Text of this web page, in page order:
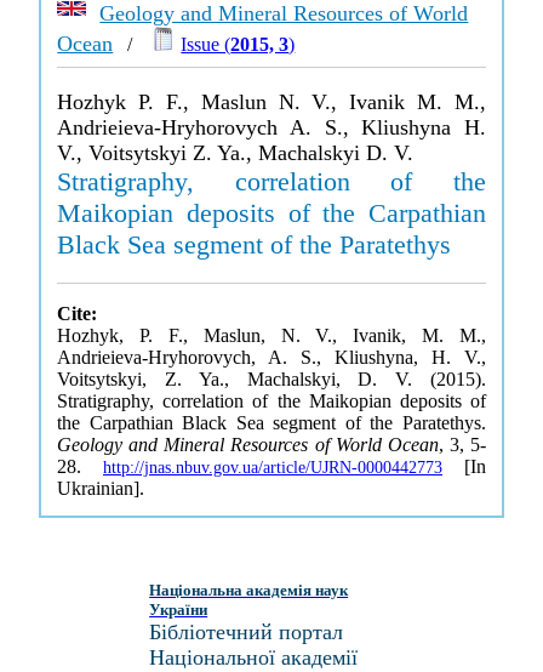
Geology and Mineral Resources of World
Ocean / Issue (2015, 3)
Hozhyk P. F., Maslun N. V., Ivanik M. M.,
Andrieieva-Hryhorovych A. S., Kliushyna H.
V., Voitsytskyi Z. Ya., Machalskyi D. V.
Stratigraphy, correlation of the
Maikopian deposits of the Carpathian
Black Sea segment of the Paratethys
Cite:
Hozhyk, P. F., Maslun, N. V., Ivanik, M. M.,
Andrieieva-Hryhorovych, A. S., Kliushyna, H. V.,
Voitsytskyi, Z. Ya., Machalskyi, D. V. (2015).
Stratigraphy, correlation of the Maikopian deposits of
the Carpathian Black Sea segment of the Paratethys.
Geology and Mineral Resources of World Ocean, 3, 5-
28. http://jnas.nbuv.gov.ua/article/UJRN-0000442773 [In
Ukrainian].
Національна академія наук
України
Бібліотечний портал
Національної академії